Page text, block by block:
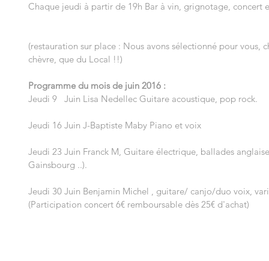
Chaque jeudi à partir de 19h Bar à vin, grignotage, concert
(restauration sur place : Nous avons sélectionné pour vous,
chèvre, que du Local !!)
Programme du mois de juin 2016 :
Jeudi 9   Juin Lisa Nedellec Guitare acoustique, pop rock.
Jeudi 16 Juin J-Baptiste Maby Piano et voix
Jeudi 23 Juin Franck M, Guitare électrique, ballades
Gainsbourg ..).
Jeudi 30 Juin Benjamin Michel , guitare/ canjo/duo voix,
(Participation concert 6€ remboursable dès 25€ d'achat)